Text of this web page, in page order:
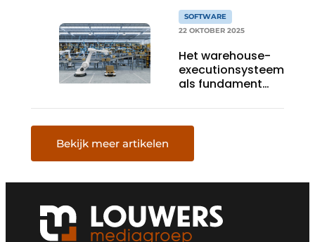
SOFTWARE
22 OKTOBER 2025
Het warehouse-
executionsysteem
als fundament
warehouse
Bekijk meer artikelen